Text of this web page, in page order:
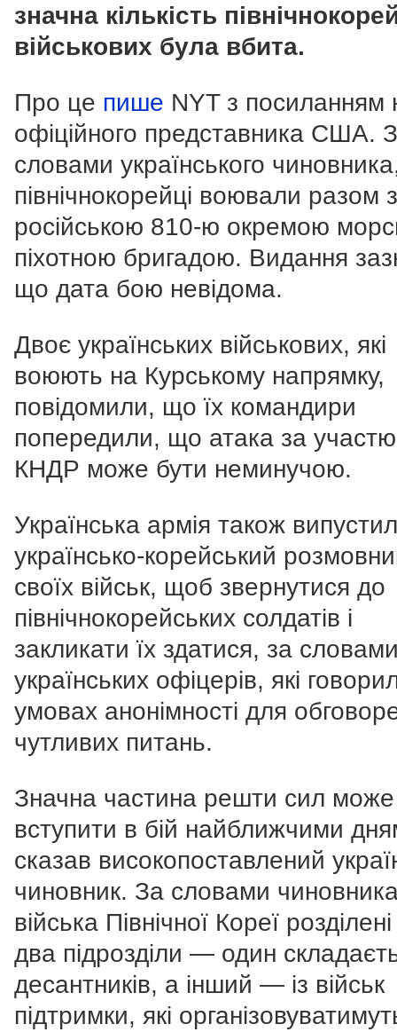
значна кількість
військових була вбита.
Про це пише NYT з посиланням
офіційного представника США.
словами українського
північнокорейці воювали разом з
російською 810-ю окремою
піхотною бригадою. Видання
що дата бою невідома.
Двоє українських військових, які
воюють на Курському напрямку,
повідомили, що їх командири
попередили, що атака за участю
КНДР може бути неминучою.
Українська армія також
українсько-корейський
своїх військ, щоб звернутися до
північнокорейських солдатів і
закликати їх здатися, за
українських офіцерів, які
умовах анонімності для
чутливих питань.
Значна частина решти сил може
вступити в бій найближчими
сказав високопоставлений
чиновник. За словами
війська Північної Кореї
два підрозділи — один
десантників, а інший — із військ
підтримки, які